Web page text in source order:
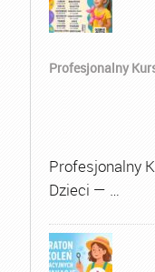
Profesjonalny
Profesjonalny
Dzieci — …